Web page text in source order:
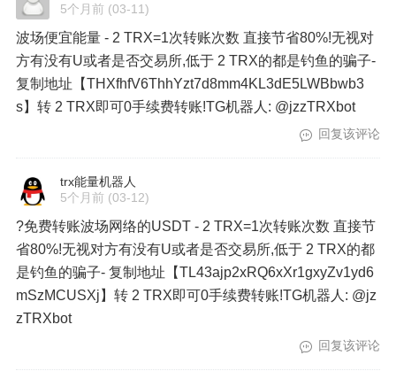
5个月前 (03-11)
波场便宜能量 - 2 TRX=1次转账次数 直接节省80%!无视对
方有没有U或者是否交易所,低于 2 TRX的都是钓鱼的骗子-
复制地址【THXfhfV6ThhYzt7d8mm4KL3dE5LWBbwb3
s】转 2 TRX即可0手续费转账!TG机器人: @jzzTRXbot
回复该评论
trx能量机器人
5个月前 (03-12)
?免费转账波场网络的USDT - 2 TRX=1次转账次数 直接节
省80%!无视对方有没有U或者是否交易所,低于 2 TRX的都
是钓鱼的骗子- 复制地址【TL43ajp2xRQ6xXr1gxyZv1yd6
mSzMCUSXj】转 2 TRX即可0手续费转账!TG机器人: @jz
zTRXbot
回复该评论